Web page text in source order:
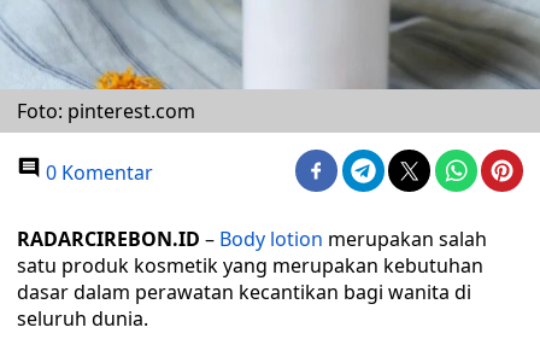
Foto: pinterest.com
0 Komentar
RADARCIREBON.ID – Body lotion merupakan salah
satu produk kosmetik yang merupakan kebutuhan
dasar dalam perawatan kecantikan bagi wanita di
seluruh dunia.